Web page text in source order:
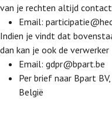
van je rechten altijd
Email:
Indien je vindt dat
dan kan je ook de
Email: gdpr@bpart.be
Per brief naar Bpart
België